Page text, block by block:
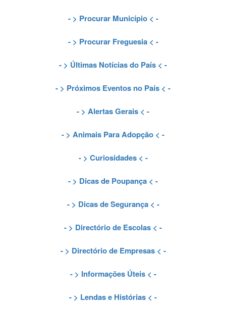
- > Procurar Município< -
- > Procurar Freguesia< -
- > Últimas Notícias do País < -
- > Próximos Eventos no País < -
- > Alertas Gerais < -
- > Animais Para Adopção < -
- > Curiosidades< -
- > Dicas de Poupança < -
- > Dicas de Segurança< -
- > Directório de Escolas < -
- > Directório de Empresas< -
- > Informações Úteis< -
- > Lendas e Histórias < -